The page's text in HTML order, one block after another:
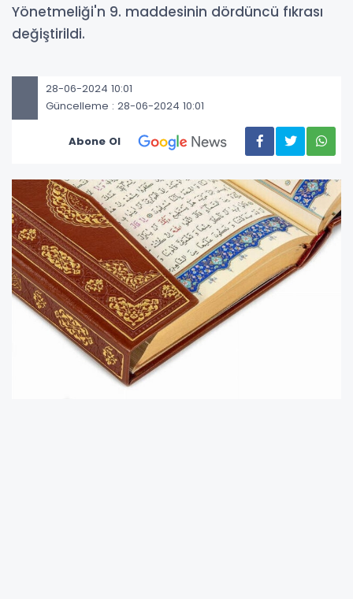
Yönetmeliği'n 9. maddesinin dördüncü fıkrası
değiştirildi.
28-06-2024 10:01
Güncelleme : 28-06-2024 10:01
Abone Ol